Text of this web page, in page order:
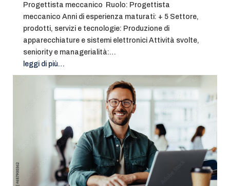
Progettista meccanico Ruolo: Progettista
meccanico Anni di esperienza maturati: + 5 Settore,
prodotti, servizi e tecnologie: Produzione di
apparecchiature e sistemi elettronici Attività svolte,
seniority e managerialità:…
leggi di più…